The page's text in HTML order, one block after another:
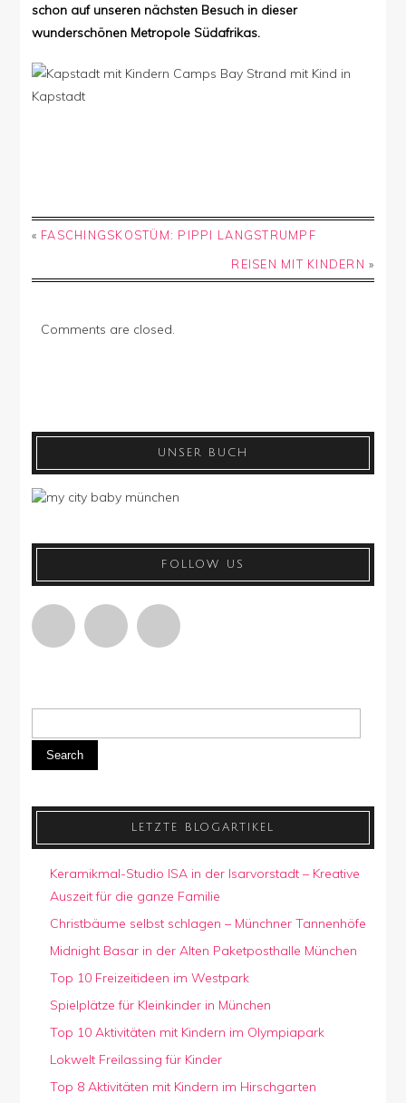
schon auf unseren nächsten Besuch in dieser
wunderschönen Metropole Südafrikas.
« FASCHINGSKOSTÜM: PIPPI LANGSTRUMPF
REISEN MIT KINDERN »
Comments are closed.
UNSER BUCH
FOLLOW US
Search
LETZTE BLOGARTIKEL
Keramikmal-Studio ISA in der Isarvorstadt – Kreative
Auszeit für die ganze Familie
Christbäume selbst schlagen – Münchner Tannenhöfe
Midnight Basar in der Alten Paketposthalle München
Top 10 Freizeitideen im Westpark
Spielplätze für Kleinkinder in München
Top 10 Aktivitäten mit Kindern im Olympiapark
Lokwelt Freilassing für Kinder
Top 8 Aktivitäten mit Kindern im Hirschgarten